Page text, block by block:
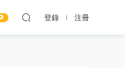
登錄 注冊